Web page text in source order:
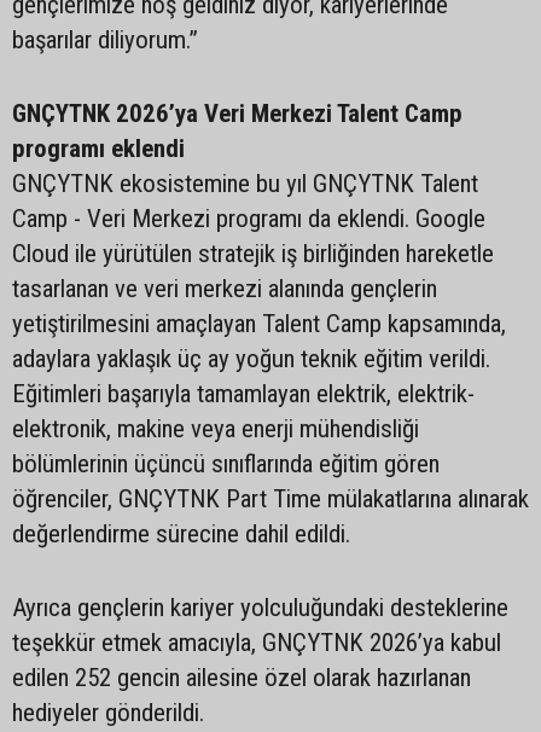
başarılar diliyorum.”
GNÇYTNK 2026’ya Veri Merkezi Talent Camp
programı eklendi
GNÇYTNK ekosistemine bu yıl GNÇYTNK Talent
Camp - Veri Merkezi programı da eklendi. Google
Cloud ile yürütülen stratejik iş birliğinden hareketle
tasarlanan ve veri merkezi alanında gençlerin
yetiştirilmesini amaçlayan Talent Camp kapsamında,
adaylara yaklaşık üç ay yoğun teknik eğitim verildi.
Eğitimleri başarıyla tamamlayan elektrik, elektrik-
elektronik, makine veya enerji mühendisliği
bölümlerinin üçüncü sınıflarında eğitim gören
öğrenciler, GNÇYTNK Part Time mülakatlarına alınarak
değerlendirme sürecine dahil edildi.
Ayrıca gençlerin kariyer yolculuğundaki desteklerine
teşekkür etmek amacıyla, GNÇYTNK 2026’ya kabul
edilen 252 gencin ailesine özel olarak hazırlanan
hediyeler gönderildi.